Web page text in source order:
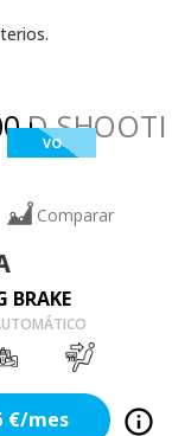
VO
Comparar
BRAKE
€/mes